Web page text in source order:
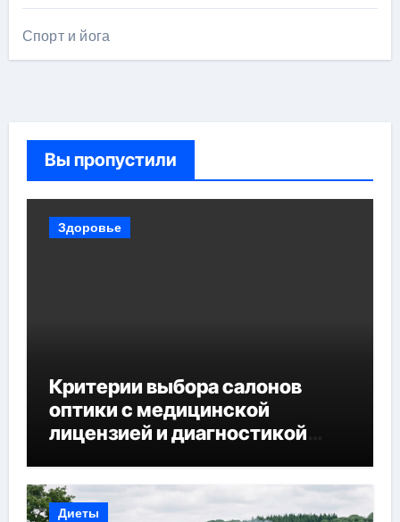
Спорт и йога
Вы пропустили
Здоровье
Критерии выбора салонов
оптики с медицинской
лицензией и диагностикой
Диеты